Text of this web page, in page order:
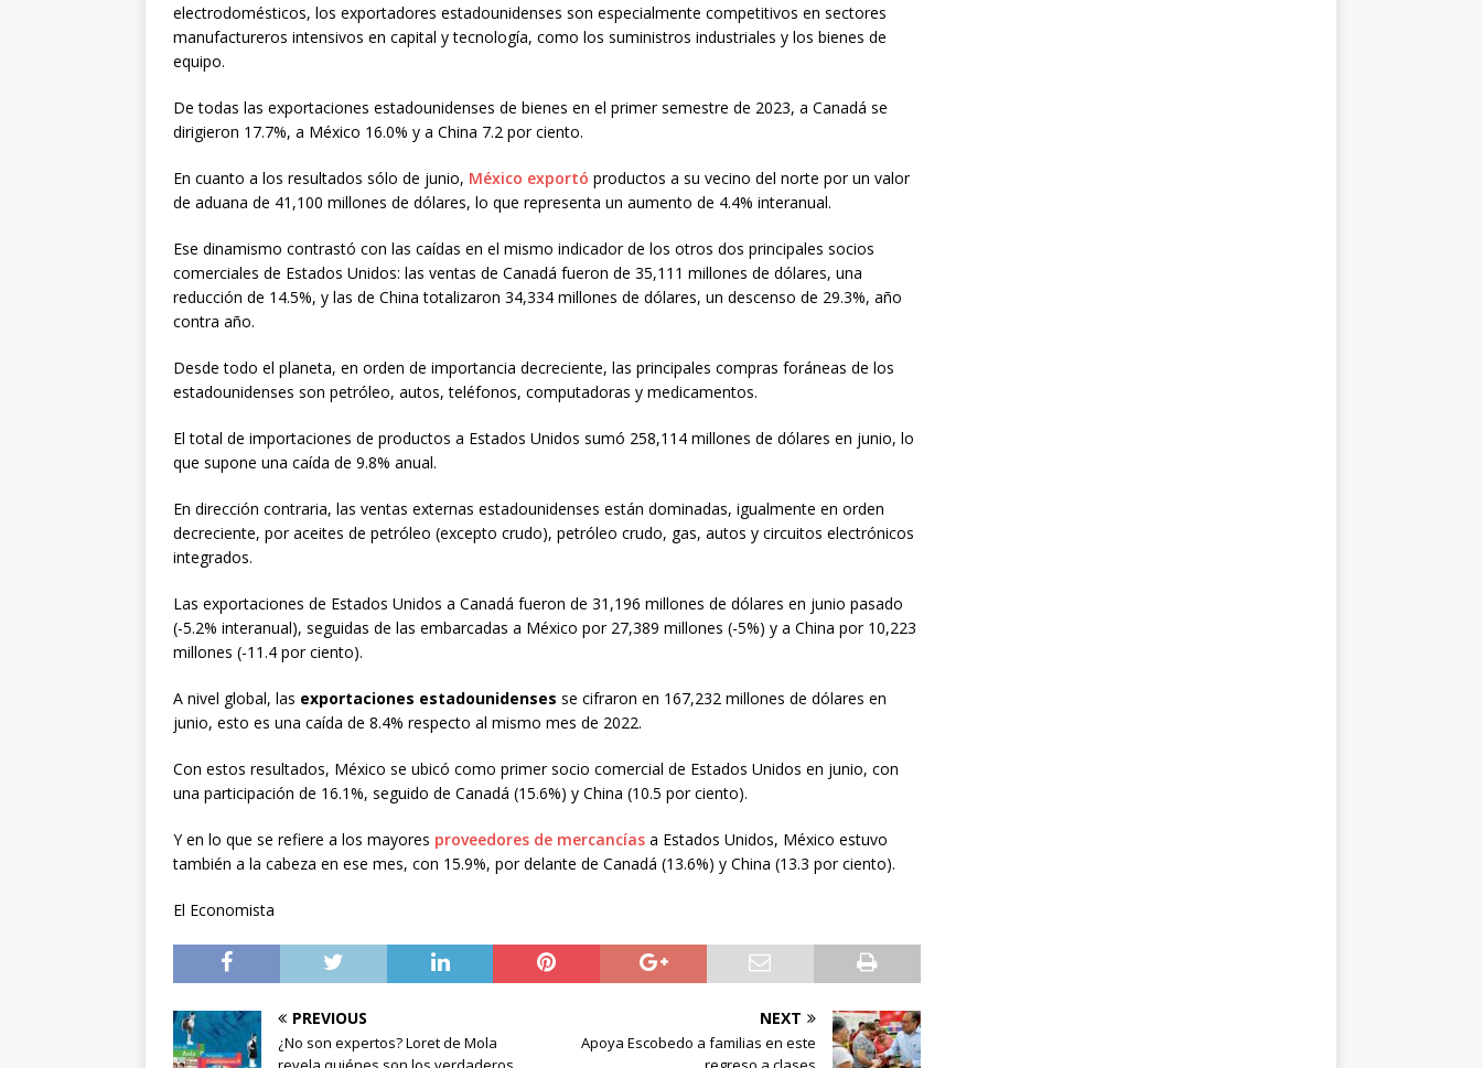
electrodomésticos, los exportadores estadounidenses son especialmente competitivos en sectores
manufactureros intensivos en capital y tecnología, como los suministros industriales y los bienes de
equipo.
De todas las exportaciones estadounidenses de bienes en el primer semestre de 2023, a Canadá se
dirigieron 17.7%, a México 16.0% y a China 7.2 por ciento.
En cuanto a los resultados sólo de junio, México exportó productos a su vecino del norte por un valor
de aduana de 41,100 millones de dólares, lo que representa un aumento de 4.4% interanual.
Ese dinamismo contrastó con las caídas en el mismo indicador de los otros dos principales socios
comerciales de Estados Unidos: las ventas de Canadá fueron de 35,111 millones de dólares, una
reducción de 14.5%, y las de China totalizaron 34,334 millones de dólares, un descenso de 29.3%, año
contra año.
Desde todo el planeta, en orden de importancia decreciente, las principales compras foráneas de los
estadounidenses son petróleo, autos, teléfonos, computadoras y medicamentos.
El total de importaciones de productos a Estados Unidos sumó 258,114 millones de dólares en junio, lo
que supone una caída de 9.8% anual.
En dirección contraria, las ventas externas estadounidenses están dominadas, igualmente en orden
decreciente, por aceites de petróleo (excepto crudo), petróleo crudo, gas, autos y circuitos electrónicos
integrados.
Las exportaciones de Estados Unidos a Canadá fueron de 31,196 millones de dólares en junio pasado
(-5.2% interanual), seguidas de las embarcadas a México por 27,389 millones (-5%) y a China por 10,223
millones (-11.4 por ciento).
A nivel global, las exportaciones estadounidenses se cifraron en 167,232 millones de dólares en
junio, esto es una caída de 8.4% respecto al mismo mes de 2022.
Con estos resultados, México se ubicó como primer socio comercial de Estados Unidos en junio, con
una participación de 16.1%, seguido de Canadá (15.6%) y China (10.5 por ciento).
Y en lo que se refiere a los mayores proveedores de mercancías a Estados Unidos, México estuvo
también a la cabeza en ese mes, con 15.9%, por delante de Canadá (13.6%) y China (13.3 por ciento).
El Economista
PREVIOUS
¿No son expertos? Loret de Mola
NEXT
Apoya Escobedo a familias en este